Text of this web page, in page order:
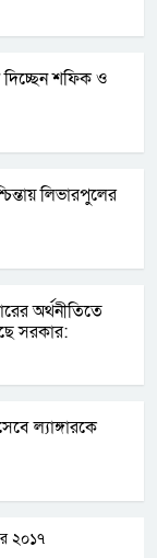
দিচ্ছেন শফিক ও
লিভারপুলের
অর্থনীতিতে
সরকার:
ল্যাঙ্গারকে
২০১৭